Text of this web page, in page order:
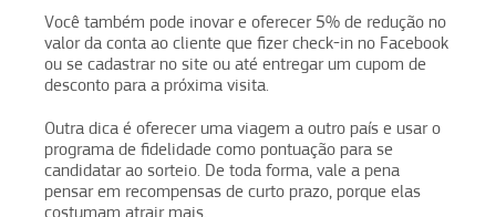
Você também pode inovar e oferecer 5% de redução no
valor da conta ao cliente que fizer check-in no Facebook
ou se cadastrar no site ou até entregar um cupom de
desconto para a próxima visita.
Outra dica é oferecer uma viagem a outro país e usar o
programa de fidelidade como pontuação para se
candidatar ao sorteio. De toda forma, vale a pena
pensar em recompensas de curto prazo, porque elas
costumam atrair mais.